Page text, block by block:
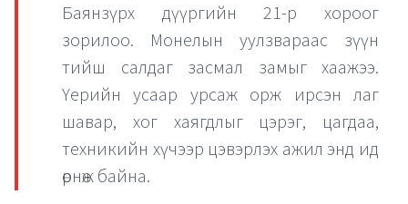
Баянзүрх дүүргийн 21-р хороог
зорилоо. Монелын уулзвараас зүүн
тийш салдаг засмал замыг хаажээ.
Үерийн усаар урсаж орж ирсэн лаг
шавар, хог хаягдлыг цэрэг, цагдаа,
техникийн хүчээр цэвэрлэх ажил энд ид
өрнөж байна.